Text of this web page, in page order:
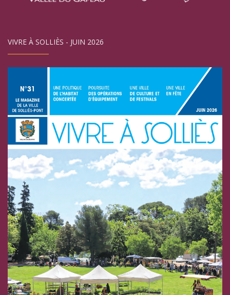
VIVRE À SOLLIÈS - JUIN 2026